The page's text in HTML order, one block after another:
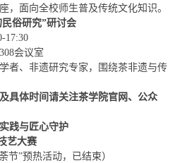
，面向全校师生普及传统文化知识。
俗研究”研讨会
17:30
会议室
者、非遗研究专家，围绕茶非遗与传
具体时间请关注茶学院官网、公众
践与匠心守护
艺大赛
节”预热活动，已结束）